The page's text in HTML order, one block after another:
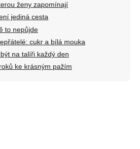
ženy zapomínají
jediná cesta
to nepůjde
cukr a bílá mouka
na talíři každý den
ke krásným pažím